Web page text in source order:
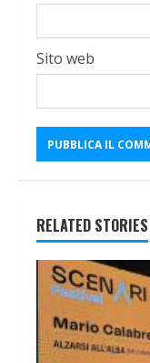
Sito web
RELATED STORIES